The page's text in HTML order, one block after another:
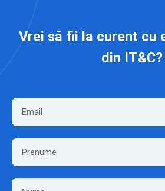
Vrei să fii la curent cu
din IT&C?